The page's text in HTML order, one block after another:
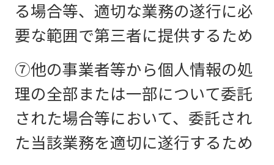
る場合等、適切な業務の遂行に必
要な範囲で第三者に提供するため
⑦他の事業者等から個人情報の処
理の全部または一部について委託
された場合等において、委託され
た当該業務を適切に遂行するため